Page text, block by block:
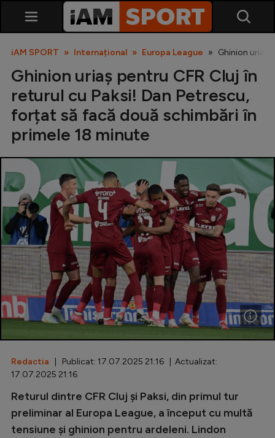
SuperLiga
Liga 2
Cupa României
Echipa Națională
U21
Fotbal feminin
Special
Diverse
Inedit
Clasamente
Champions League
iAM SPORT Internațional Europa League Ghinion uriaș
Ghinion uriaș pentru CFR Cluj în
returul cu Paksi! Dan Petrescu,
forțat să facă două schimbări în
primele 18 minute
Redactia | Publicat: 17.07.2025 21:16 | Actualizat:
17.07.2025 21:16
Returul dintre CFR Cluj și Paksi, din primul tur
preliminar al Europa League, a început cu multă
tensiune și ghinion pentru ardeleni. Lindon